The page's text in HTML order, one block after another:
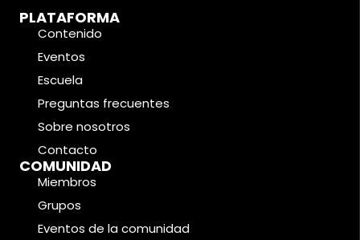
PLATAFORMA
Contenido
Eventos
Escuela
Preguntas frecuentes
Sobre nosotros
Contacto
COMUNIDAD
Miembros
Grupos
Eventos de la comunidad